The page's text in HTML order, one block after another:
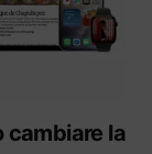
cambiare la